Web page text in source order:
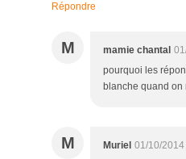
Répondre
M mamie chantal
pourquoi les
blanche quand on
M Muriel 01/10/2014